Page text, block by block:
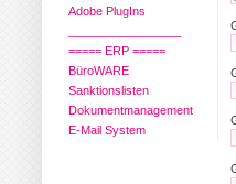
Adobe PlugIns
===== ERP =====
BüroWARE
Sanktionslisten
Dokumentmanagement
E-Mail System